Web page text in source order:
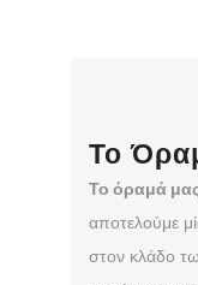
Το
Το όραμά μας
αποτελούμε
στον κλάδο